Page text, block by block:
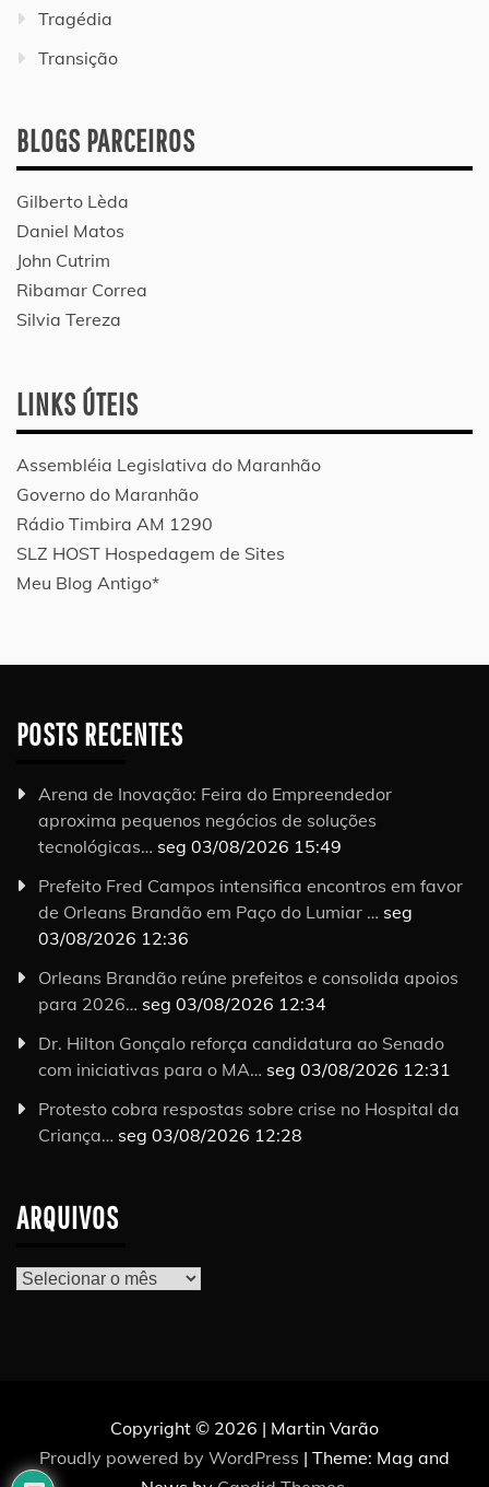
Tragédia
Transição
BLOGS PARCEIROS
Gilberto Lèda
Daniel Matos
John Cutrim
Ribamar Correa
Silvia Tereza
LINKS ÚTEIS
Assembléia Legislativa do Maranhão
Governo do Maranhão
Rádio Timbira AM 1290
SLZ HOST Hospedagem de Sites
Meu Blog Antigo*
POSTS RECENTES
Arena de Inovação: Feira do Empreendedor
aproxima pequenos negócios de soluções
tecnológicas… seg 03/08/2026 15:49
Prefeito Fred Campos intensifica encontros em favor
de Orleans Brandão em Paço do Lumiar … seg
03/08/2026 12:36
Orleans Brandão reúne prefeitos e consolida apoios
para 2026… seg 03/08/2026 12:34
Dr. Hilton Gonçalo reforça candidatura ao Senado
com iniciativas para o MA… seg 03/08/2026 12:31
Protesto cobra respostas sobre crise no Hospital da
Criança… seg 03/08/2026 12:28
ARQUIVOS
Arquivos
Copyright © 2026 | Martin Varão
Proudly powered by WordPress | Theme: Mag and